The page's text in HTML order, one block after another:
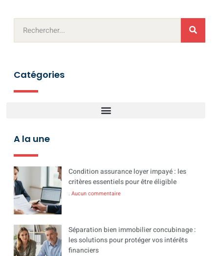
Catégories
A la une
Condition assurance loyer impayé : les
critères essentiels pour être éligible
Aucun commentaire
Séparation bien immobilier concubinage :
les solutions pour protéger vos intérêts
financiers